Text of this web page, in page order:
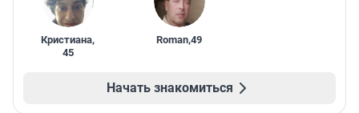
Кристиана,
45
Roman,49
Начать знакомиться